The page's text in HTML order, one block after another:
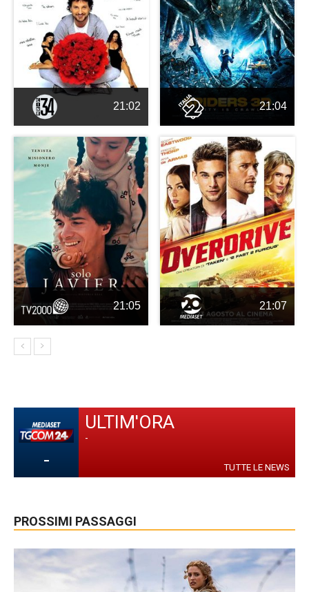
21:02 21:04
21:05 21:07
-
ULTIM'ORA
-
TUTTE LE NEWS
PROSSIMI PASSAGGI